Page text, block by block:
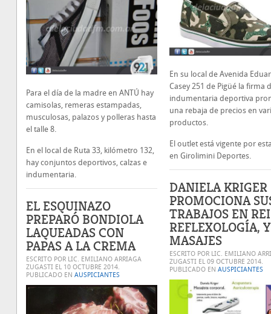
Para el día de la madre en ANTÚ hay
camisolas, remeras estampadas,
musculosas, palazos y polleras hasta
el talle 8.
En el local de Ruta 33, kilómetro 132,
hay conjuntos deportivos, calzas e
indumentaria.
EL ESQUINAZO
PREPARÓ BONDIOLA
LAQUEADAS CON
PAPAS A LA CREMA
ESCRITO POR LIC. EMILIANO ARRIAGA
ZUGASTI EL 10 OCTUBRE 2014.
PUBLICADO EN AUSPICIANTES
En su local de Avenida
Casey 251 de Pigüé la firma
indumentaria deportiva
una rebaja de precios en
productos.
El outlet está vigente por
en Girolimini Deportes.
DANIELA KRIGER
PROMOCIONA
TRABAJOS EN
REFLEXOLOGÍA, Y
MASAJES
ESCRITO POR LIC. EMILIANO
ZUGASTI EL 09 OCTUBRE 2014.
PUBLICADO EN AUSPICIANTES